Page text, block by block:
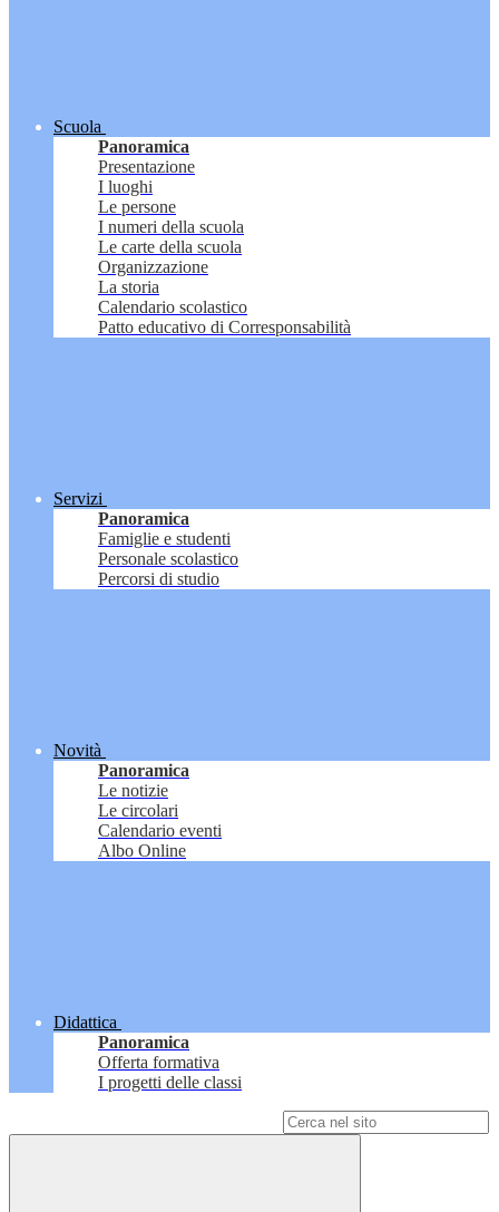
Scuola
Panoramica
Presentazione
I luoghi
Le persone
I numeri della scuola
Le carte della scuola
Organizzazione
La storia
Calendario scolastico
Patto educativo di Corresponsabilità
Servizi
Panoramica
Famiglie e studenti
Personale scolastico
Percorsi di studio
Novità
Panoramica
Le notizie
Le circolari
Calendario eventi
Albo Online
Didattica
Panoramica
Offerta formativa
I progetti delle classi